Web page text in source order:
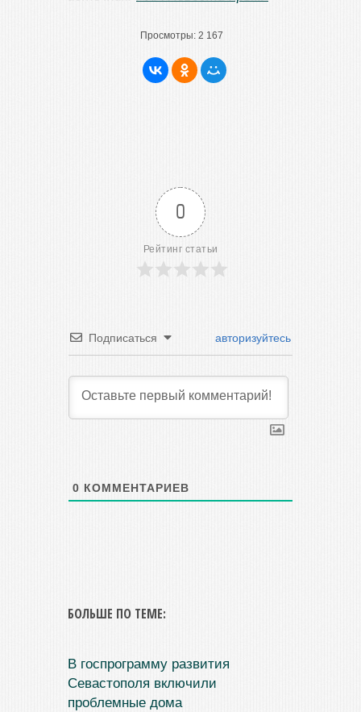
Просмотры: 2 167
0
Рейтинг статьи
Подписаться авторизуйтесь
0 КОММЕНТАРИЕВ
БОЛЬШЕ ПО ТЕМЕ:
В госпрограмму развития
Севастополя включили
проблемные дома